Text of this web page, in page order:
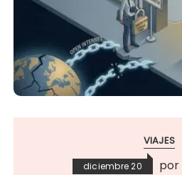
VIAJES
diciembre 20 por